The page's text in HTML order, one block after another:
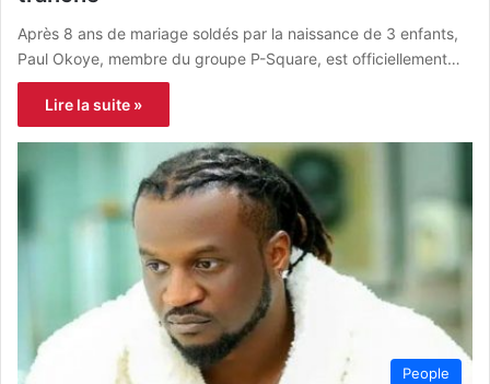
Après 8 ans de mariage soldés par la naissance de 3 enfants,
Paul Okoye, membre du groupe P-Square, est officiellement…
Lire la suite »
People